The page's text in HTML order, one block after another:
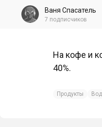
Ваня Спасатель
7 подписчиков
На кофе и
40%.
Продукты